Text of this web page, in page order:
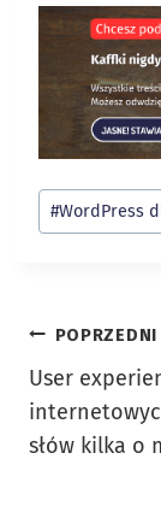
Tagi
wpisu:
#WordPress
Nawigacja
wpisu
POPRZEDNI
User
słów kilka o